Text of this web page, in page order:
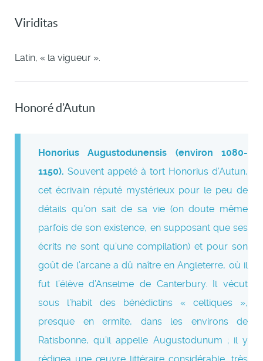
Viriditas
Latin, « la vigueur ».
Honoré d’Autun
Honorius Augustodunensis (environ 1080-
1150). Souvent appelé à tort Honorius d’Autun,
cet écrivain réputé mystérieux pour le peu de
détails qu’on sait de sa vie (on doute même
parfois de son existence, en supposant que ses
écrits ne sont qu’une compilation) et pour son
goût de l’arcane a dû naître en Angleterre, où il
fut l’élève d’Anselme de Canterbury. Il vécut
sous l’habit des bénédictins « celtiques »,
presque en ermite, dans les environs de
Ratisbonne, qu’il appelle Augustodunum ; il y